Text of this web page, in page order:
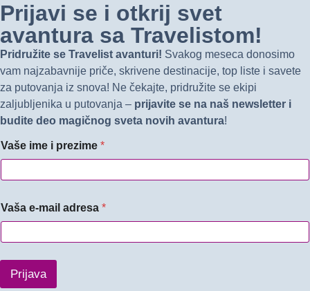
Prijavi se i otkrij svet
avantura sa Travelistom!
Pridružite se Travelist avanturi! Svakog meseca donosimo
vam najzabavnije priče, skrivene destinacije, top liste i savete
za putovanja iz snova! Ne čekajte, pridružite se ekipi
zaljubljenika u putovanja – prijavite se na naš newsletter i
budite deo magičnog sveta novih avantura!
Vaše ime i prezime *
Vaša e-mail adresa *
Prijava